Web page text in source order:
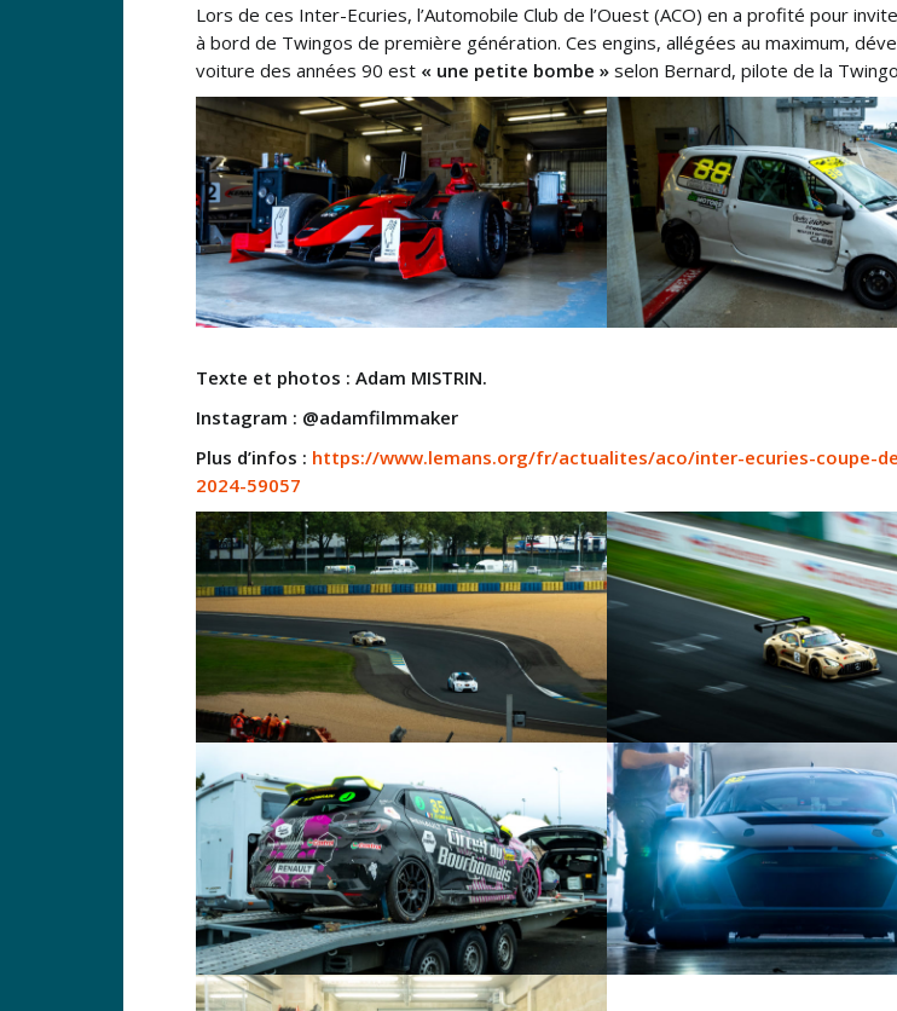
Lors de ces Inter-Ecuries, l’Automobile Club de l’Ouest (ACO) en a profité pour
à bord de Twingos de première génération. Ces engins, allégées au maximum,
voiture des années 90 est « une petite bombe » selon Bernard, pilote de la
Texte et photos : Adam MISTRIN.
Instagram : @adamfilmmaker
Plus d’infos : https://www.lemans.org/fr/actualites/aco/inter-ecuries-coupe-
2024-59057